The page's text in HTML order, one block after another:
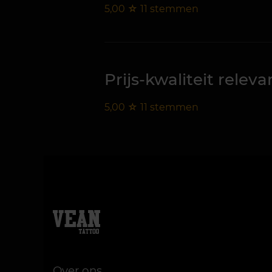
5,00 ☆ 11 stemmen
Prijs-kwaliteit
5,00 ☆ 11 stemmen